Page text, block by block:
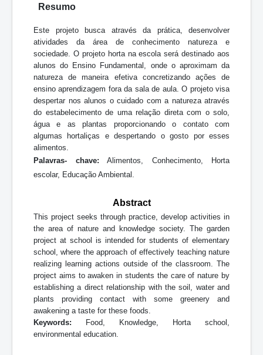
Resumo
Este projeto busca através da prática, desenvolver
atividades da área de conhecimento natureza e
sociedade. O projeto horta na escola será destinado aos
alunos do Ensino Fundamental, onde o aproximam da
natureza de maneira efetiva concretizando ações de
ensino aprendizagem fora da sala de aula. O projeto visa
despertar nos alunos o cuidado com a natureza através
do estabelecimento de uma relação direta com o solo,
água e as plantas proporcionando o contato com
algumas hortaliças e despertando o gosto por esses
alimentos.
Palavras- chave: Alimentos, Conhecimento, Horta
escolar, Educação Ambiental.
Abstract
This project seeks through practice, develop activities in
the area of nature and knowledge society. The garden
project at school is intended for students of elementary
school, where the approach of effectively teaching nature
realizing learning actions outside of the classroom. The
project aims to awaken in students the care of nature by
establishing a direct relationship with the soil, water and
plants providing contact with some greenery and
awakening a taste for these foods.
Keywords: Food, Knowledge, Horta school,
environmental education.